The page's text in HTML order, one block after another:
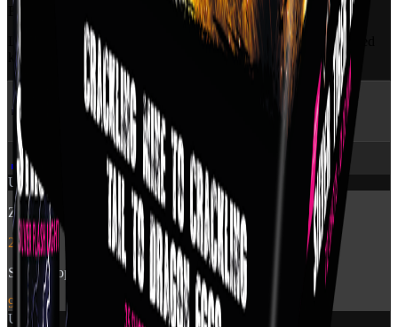
Et mindre 25-skuds batteri med 25 mm rør fra Pyroshow.
Lige ud af landevejen og uden dikkedarer. Afskyder 25 skud med
krosetter i en klar, Sølv crackling.
🔥 Flere produkter fra Pyroshow
🎆
Udsolgt
Zensation: Brocade Crown
249 kr.
Stroboscope 60sec
99 kr.
Udsolgt